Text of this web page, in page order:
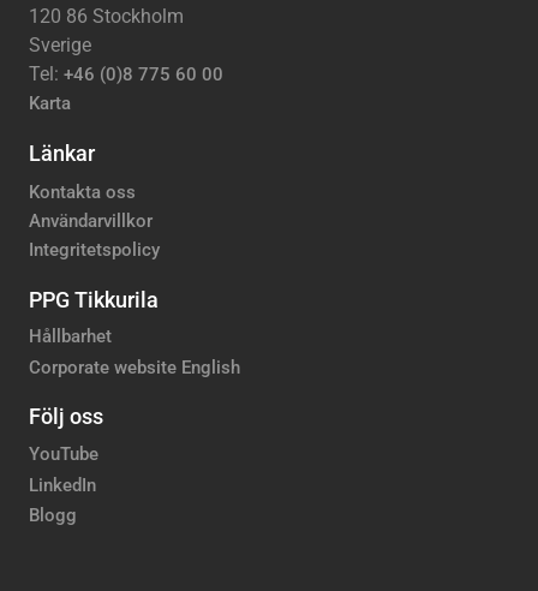
120 86 Stockholm
Sverige
Tel: +46 (0)8 775 60 00
Karta
Länkar
Kontakta oss
Användarvillkor
Integritetspolicy
PPG Tikkurila
Hållbarhet
Corporate website English
Följ oss
YouTube
LinkedIn
Blogg